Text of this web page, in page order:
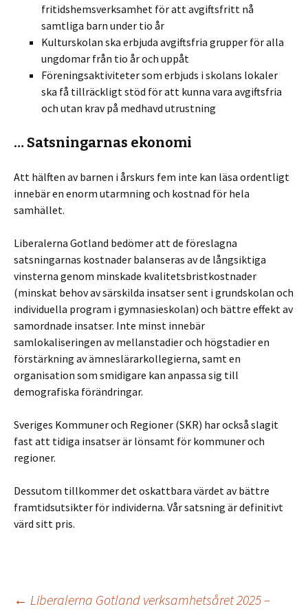
fritidshemsverksamhet för att avgiftsfritt nå
samtliga barn under tio år
Kulturskolan ska erbjuda avgiftsfria grupper för alla
ungdomar från tio år och uppåt
Föreningsaktiviteter som erbjuds i skolans lokaler
ska få tillräckligt stöd för att kunna vara avgiftsfria
och utan krav på medhavd utrustning
… Satsningarnas ekonomi
Att hälften av barnen i årskurs fem inte kan läsa ordentligt
innebär en enorm utarmning och kostnad för hela
samhället.
Liberalerna Gotland bedömer att de föreslagna
satsningarnas kostnader balanseras av de långsiktiga
vinsterna genom minskade kvalitetsbristkostnader
(minskat behov av särskilda insatser sent i grundskolan och
individuella program i gymnasieskolan) och bättre effekt av
samordnade insatser. Inte minst innebär
samlokaliseringen av mellanstadier och högstadier en
förstärkning av ämneslärarkollegierna, samt en
organisation som smidigare kan anpassa sig till
demografiska förändringar.
Sveriges Kommuner och Regioner (SKR) har också slagit
fast att tidiga insatser är lönsamt för kommuner och
regioner.
Dessutom tillkommer det oskattbara värdet av bättre
framtidsutsikter för individerna. Vår satsning är definitivt
värd sitt pris.
← Liberalerna Gotland verksamhetsåret 2025 –